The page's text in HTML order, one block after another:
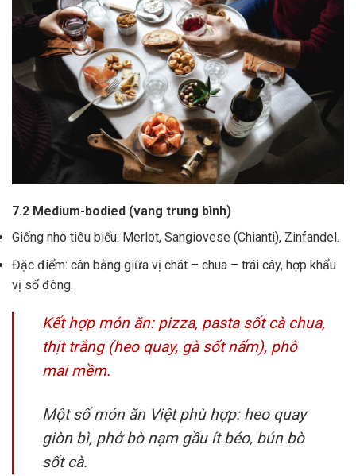
7.2 Medium-bodied (vang trung bình)
Giống nho tiêu biểu: Merlot, Sangiovese (Chianti), Zinfandel.
Đặc điểm: cân bằng giữa vị chát – chua – trái cây, hợp khẩu
vị số đông.
Kết hợp món ăn: pizza, pasta sốt cà chua,
thịt trắng (heo quay, gà sốt nấm), phô
mai mềm.
Một số món ăn Việt phù hợp: heo quay
giòn bì, phở bò nạm gầu ít béo, bún bò
sốt cà.